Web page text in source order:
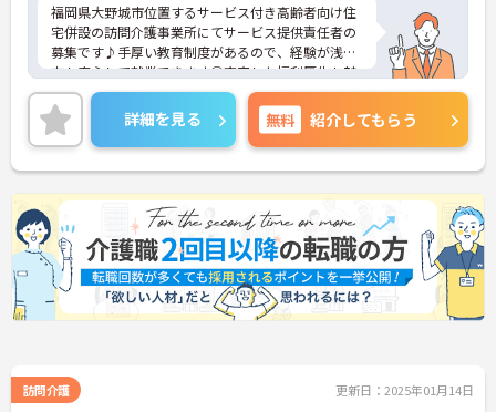
福岡県大野城市位置するサービス付き高齢者向け住
宅併設の訪問介護事業所にてサービス提供責任者の
募集です♪手厚い教育制度があるので、経験が浅い
方も安心して就業できます◎充実した福利厚生も魅
力です。
ご興味ある方には、面接のポイントなど、さらに詳
細をお話致しますのでお気軽にご相談ください。
詳細を見る 無料 紹介してもらう
訪問介護 更新日：2025年01月14日